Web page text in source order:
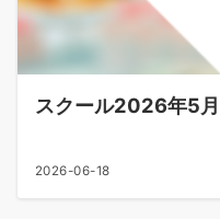
スクール2026年5
2026-06-18